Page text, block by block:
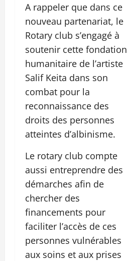
A rappeler que dans ce
nouveau partenariat, le
Rotary club s’engagé à
soutenir cette fondation
humanitaire de l’artiste
Salif Keita dans son
combat pour la
reconnaissance des
droits des personnes
atteintes d’albinisme.
Le rotary club compte
aussi entreprendre des
démarches afin de
chercher des
financements pour
faciliter l’accès de ces
personnes vulnérables
aux soins et aux prises